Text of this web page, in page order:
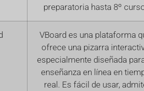
preparatoria hasta 8º
VBoard es una plataforma
ofrece una pizarra
especialmente diseñada
enseñanza en línea en
real. Es fácil de usar,